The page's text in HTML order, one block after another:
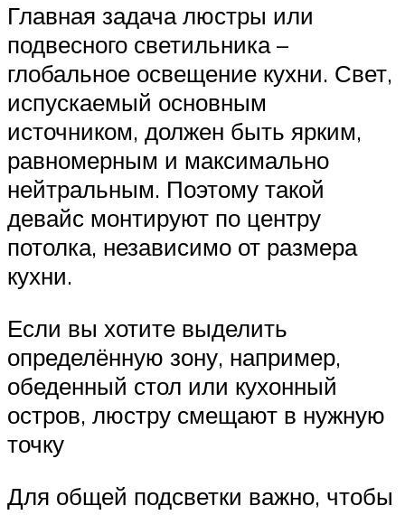
Главная задача люстры или
подвесного светильника –
глобальное освещение кухни. Свет,
испускаемый основным
источником, должен быть ярким,
равномерным и максимально
нейтральным. Поэтому такой
девайс монтируют по центру
потолка, независимо от размера
кухни.
Если вы хотите выделить
определённую зону, например,
обеденный стол или кухонный
остров, люстру смещают в нужную
точку
Для общей подсветки важно, чтобы